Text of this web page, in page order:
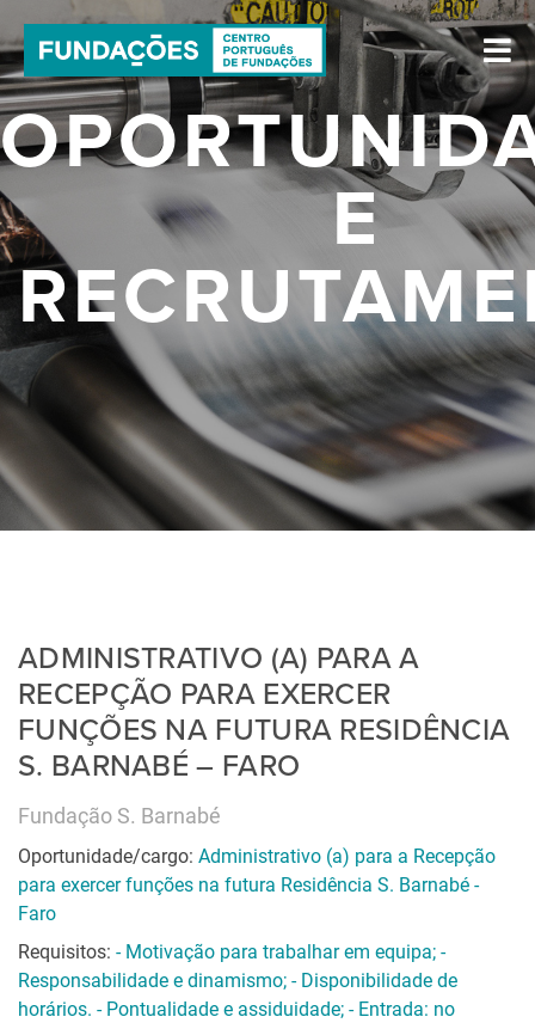
E
ADMINISTRATIVO (A) PARA A
RECEPÇÃO PARA EXERCER
FUNÇÕES NA FUTURA RESIDÊNCIA
S. BARNABÉ – FARO
Fundação S. Barnabé
Oportunidade/cargo: Administrativo (a) para a Recepção
para exercer funções na futura Residência S. Barnabé -
Faro
Requisitos: - Motivação para trabalhar em equipa; -
Responsabilidade e dinamismo; - Disponibilidade de
horários. - Pontualidade e assiduidade; - Entrada: no